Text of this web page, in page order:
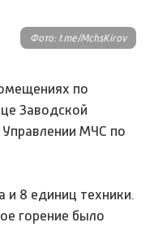
Фото: t.me/MchsKirov
по
Заводской
МЧС по
и 8 единиц техники.
горение было